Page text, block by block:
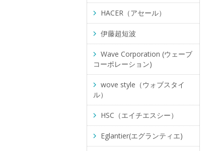
HACER（アセール）
伊藤超短波
Wave Corporation (ウェーブ
コーポレーション)
wove style（ウォブスタイ
ル）
HSC（エイチエスシー）
Eglantier(エグランティエ)